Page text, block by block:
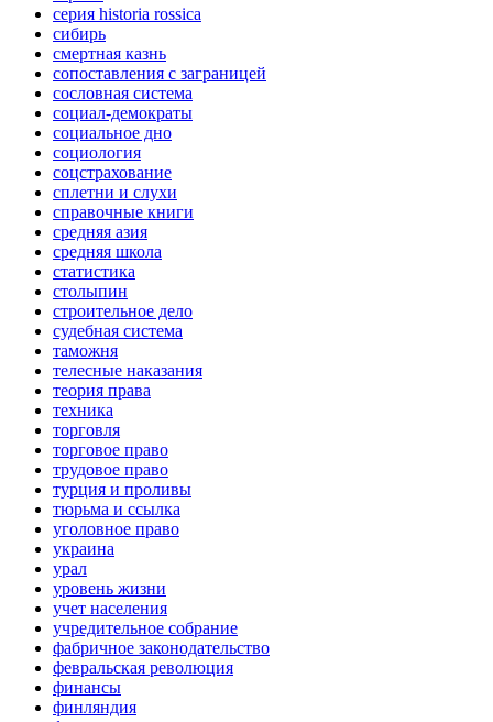
серия historia rossica
сибирь
смертная казнь
сопоставления с заграницей
сословная система
социал-демократы
социальное дно
социология
соцстрахование
сплетни и слухи
справочные книги
средняя азия
средняя школа
статистика
столыпин
строительное дело
судебная система
таможня
телесные наказания
теория права
техника
торговля
торговое право
трудовое право
турция и проливы
тюрьма и ссылка
уголовное право
украина
урал
уровень жизни
учет населения
учредительное собрание
фабричное законодательство
февральская революция
финансы
финляндия